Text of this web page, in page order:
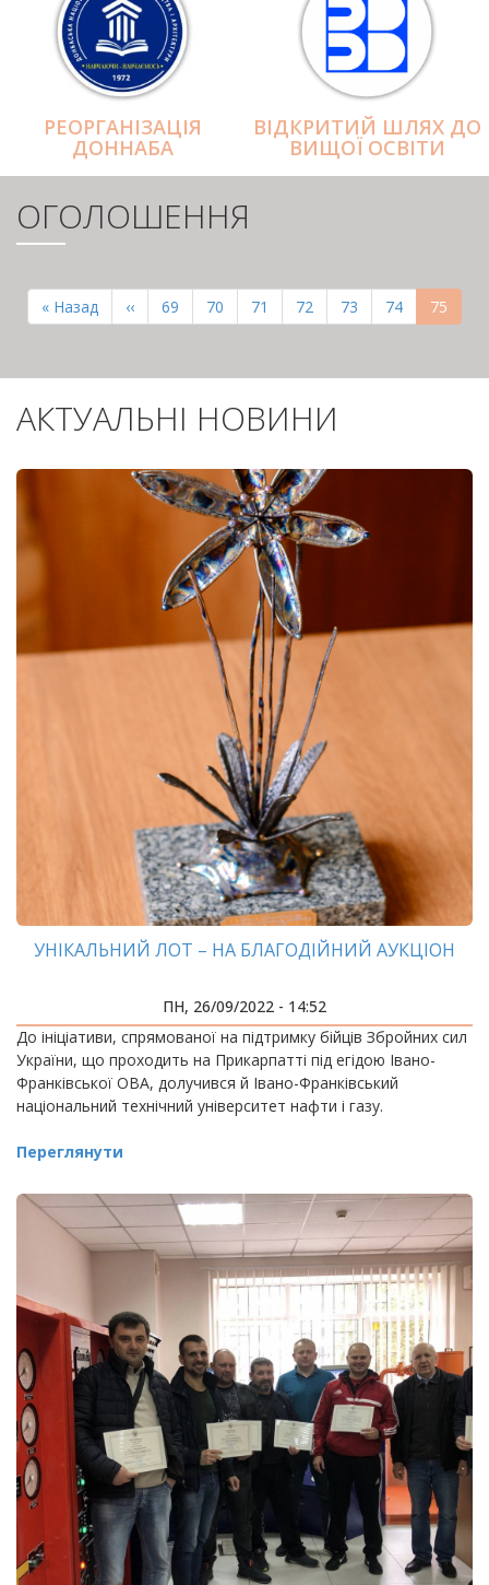
РЕОРГАНІЗАЦІЯ
ДОННАБА
ВІДКРИТИЙ ШЛЯХ ДО
ВИЩОЇ ОСВІТИ
ОГОЛОШЕННЯ
СТОРІНКИ
Перша
сторінка
« Назад
Попередня
сторінка
‹‹ Page
69 Page
70 Page
71 Page
72 Page
73 Page
74 75
АКТУАЛЬНІ НОВИНИ
УНІКАЛЬНИЙ ЛОТ – НА БЛАГОДІЙНИЙ АУКЦІОН
ПН, 26/09/2022 - 14:52
До ініціативи, спрямованої на підтримку бійців Збройних сил
України, що проходить на Прикарпатті під егідою Івано-
Франківської ОВА, долучився й Івано-Франківський
національний технічний університет нафти і газу.
Переглянути